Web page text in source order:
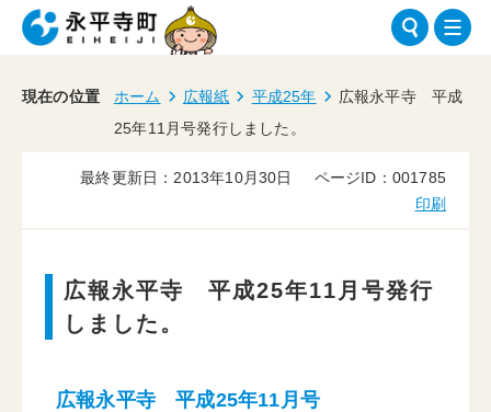
現在の位置 ホーム 広報紙 平成25年
広報永平寺 平成
25年11月号発行しました。
最終更新日：2013年10月30日
ページID：001785
印刷
広報永平寺 平成25年11月号発行
しました。
広報永平寺 平成25年11月号